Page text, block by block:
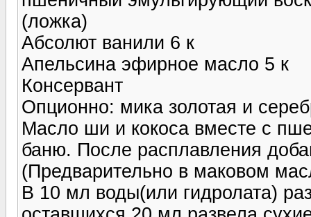
(ложка)
Абсолют ванили 6 к
Апельсина эфирное масло 5 к
Консервант
Опционно: мика золотая и
Масло ши и кокоса вместе с
баню. После расплавления
(Предварительно в маковом
В 10 мл воды(или гидролата)